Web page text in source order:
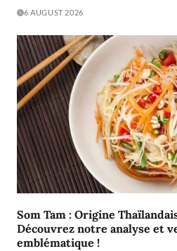
6 AUGUST 2026
Som Tam : Origine
Découvrez notre analyse et
emblématique !